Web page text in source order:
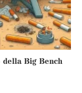
Big Bench